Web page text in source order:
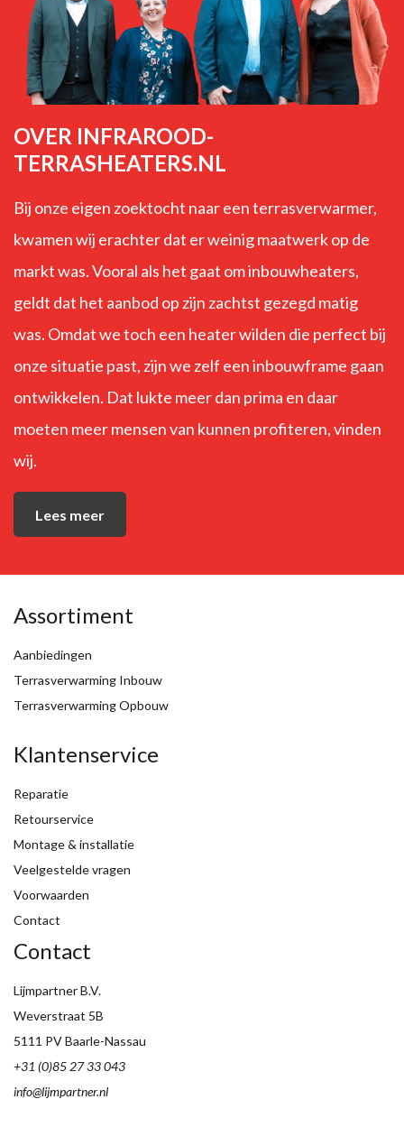
OVER INFRAROOD-
TERRASHEATERS.NL
Bij onze eigen zoektocht naar een terrasverwarmer,
kwamen wij erachter dat er weinig maatwerk op de
markt was. Vooral als het gaat om inbouwheaters,
geldt dat het aanbod op zijn zachtst gezegd matig
was. Omdat we toch een heater wilden die perfect bij
onze situatie past, zijn we zelf een inbouwframe gaan
ontwikkelen. Dat lukte meer dan prima en daar
moeten meer mensen van kunnen profiteren, vinden
wij.
Lees meer
Assortiment
Aanbiedingen
Terrasverwarming Inbouw
Terrasverwarming Opbouw
Klantenservice
Reparatie
Retourservice
Montage & installatie
Veelgestelde vragen
Voorwaarden
Contact
Contact
Lijmpartner B.V.
Weverstraat 5B
5111 PV Baarle-Nassau
+31 (0)85 27 33 043
info@lijmpartner.nl